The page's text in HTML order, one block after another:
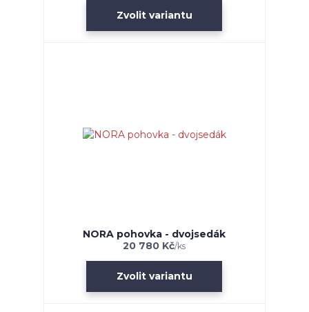
Zvolit variantu
NORA pohovka - dvojsedák
20 780 Kč/ks
Zvolit variantu